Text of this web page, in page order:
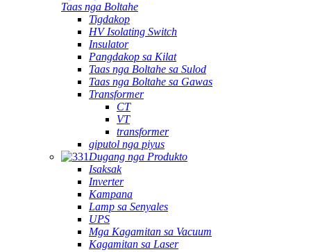
Taas nga Boltahe
Tigdakop
HV Isolating Switch
Insulator
Pangdakop sa Kilat
Taas nga Boltahe sa Sulod
Taas nga Boltahe sa Gawas
Transformer
CT
VT
transformer
giputol nga piyus
Dugang nga Produkto
Isaksak
Inverter
Kampana
Lamp sa Senyales
UPS
Mga Kagamitan sa Vacuum
Kagamitan sa Laser